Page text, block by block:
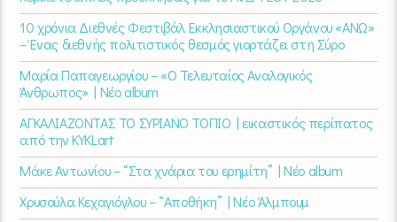
10 χρόνια Διεθνές Φεστιβάλ Εκκλησιαστικού Οργάνου «ΑΝΩ»
– Ένας διεθνής πολιτιστικός θεσμός γιορτάζει στη Σύρο​
Μαρία Παπαγεωργίου – «Ο Τελευταίος Αναλογικός
Άνθρωπος» | Νέο album
ΑΓΚΑΛΙΑΖΟΝΤΑΣ ΤΟ ΣΥΡΙΑΝΟ ΤΟΠΙΟ | εικαστικός περίπατος
από την KYKLart
Μάκε Αντωνίου – “Στα χνάρια του ερημίτη” | Νέο album
Χρυσούλα Κεχαγιόγλου – “Αποθήκη” | Νέο Άλμπουμ